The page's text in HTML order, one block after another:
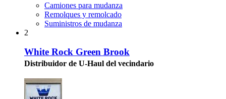
Camiones para mudanza
Remolques y remolcado
Suministros de mudanza
2
White Rock Green Brook
Distribuidor de U-Haul del vecindario